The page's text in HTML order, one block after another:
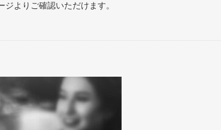
よりご確認いただけます。